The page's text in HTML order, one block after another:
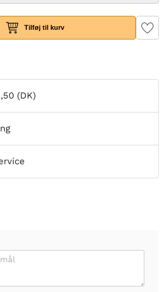
Tilføj til kurv
(DK)